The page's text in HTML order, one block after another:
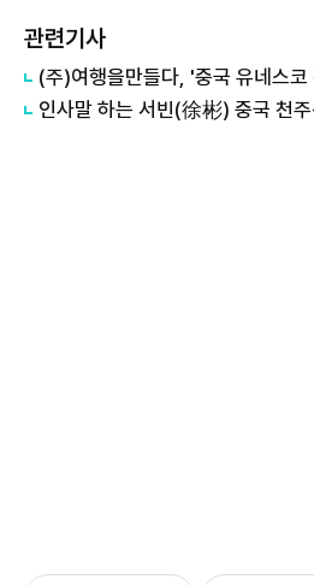
관련기사
(주)여행을만들다, '중국 유네스코
인사말 하는 서빈(徐彬) 중국 천